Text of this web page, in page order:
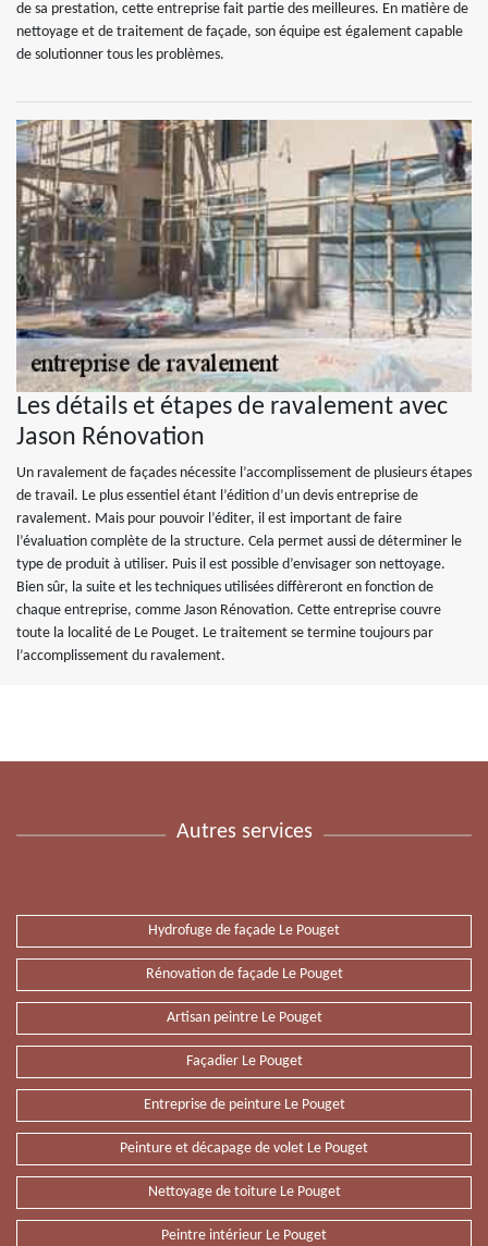
de sa prestation, cette entreprise fait partie des meilleures. En matière de
nettoyage et de traitement de façade, son équipe est également capable
de solutionner tous les problèmes.
Les détails et étapes de ravalement avec
Jason Rénovation
Un ravalement de façades nécessite l’accomplissement de plusieurs étapes
de travail. Le plus essentiel étant l’édition d’un devis entreprise de
ravalement. Mais pour pouvoir l’éditer, il est important de faire
l’évaluation complète de la structure. Cela permet aussi de déterminer le
type de produit à utiliser. Puis il est possible d’envisager son nettoyage.
Bien sûr, la suite et les techniques utilisées diffèreront en fonction de
chaque entreprise, comme Jason Rénovation. Cette entreprise couvre
toute la localité de Le Pouget. Le traitement se termine toujours par
l’accomplissement du ravalement.
Autres services
Hydrofuge de façade Le Pouget
Rénovation de façade Le Pouget
Artisan peintre Le Pouget
Façadier Le Pouget
Entreprise de peinture Le Pouget
Peinture et décapage de volet Le Pouget
Nettoyage de toiture Le Pouget
Peintre intérieur Le Pouget